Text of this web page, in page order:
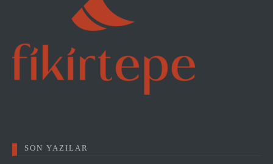
SON YAZILAR